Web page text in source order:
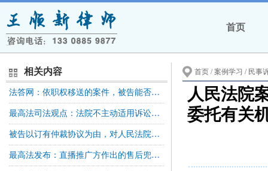
首页
相关内容
法答网：依职权移送的案件，被告能否提出管辖异议？
最高法司法观点：法院不主动适用诉讼时效，但法官对是否超过诉讼时效可以进行消极释明
被告以订有仲裁协议为由，对人民法院受理公司解散纠纷案件提出异议的，人民法院不予支持
最高法发布：直播推广方作出的售后兜底、赔付承诺具有法律约束力，应当依法承担相应连带责任
首页 / 案例学习 / 民事
人民法院
委托有关